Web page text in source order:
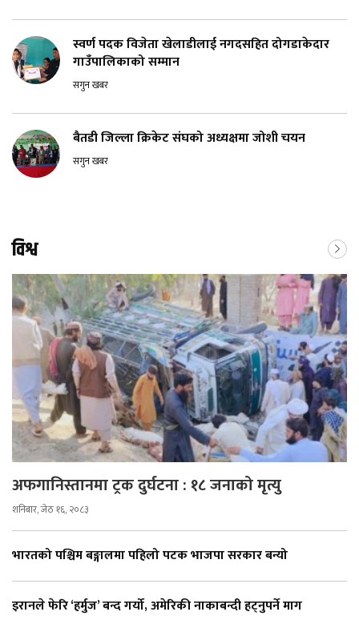
स्वर्ण पदक विजेता खेलाडीलाई नगदसहित दोगडाकेदार
गाउँपालिकाको सम्मान
सगुन खबर
बैतडी जिल्ला क्रिकेट संघको अध्यक्षमा जोशी चयन
सगुन खबर
विश्व
अफगानिस्तानमा ट्रक दुर्घटना : १८ जनाको मृत्यु
शनिबार, जेठ १६, २०८३
भारतको पश्चिम बङ्गालमा पहिलो पटक भाजपा सरकार बन्यो
इरानले फेरि ‘हर्मुज’ बन्द गर्यो, अमेरिकी नाकाबन्दी हट्नुपर्ने माग